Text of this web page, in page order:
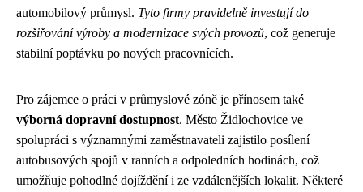
automobilový průmysl. Tyto firmy pravidelně investují do
rozšiřování výroby a modernizace svých provozů, což generuje
stabilní poptávku po nových pracovnících.
Pro zájemce o práci v průmyslové zóně je přínosem také
výborná dopravní dostupnost. Město Židlochovice ve
spolupráci s významnými zaměstnavateli zajistilo posílení
autobusových spojů v ranních a odpoledních hodinách, což
umožňuje pohodlné dojíždění i ze vzdálenějších lokalit. Některé